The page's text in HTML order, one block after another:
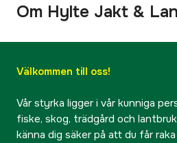
Om Hylte Jakt &
Välkommen till oss!
Vår styrka ligger i vår kunniga
fiske, skog, trädgård och
känna dig säker på att du får